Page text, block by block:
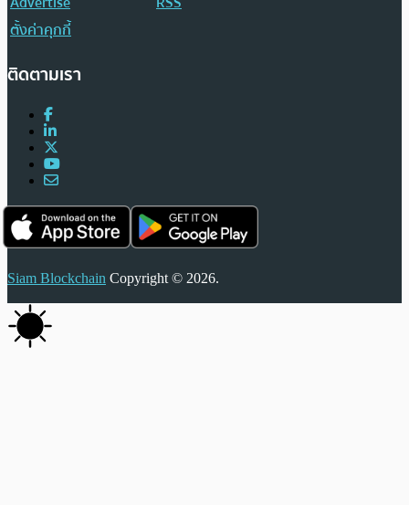
ตั้งค่าคุกกี้
ติดตามเรา
Siam Blockchain Copyright © 2026.